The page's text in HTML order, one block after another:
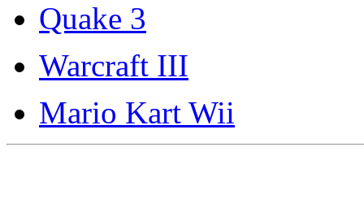
Quake 3
Warcraft III
Mario Kart Wii